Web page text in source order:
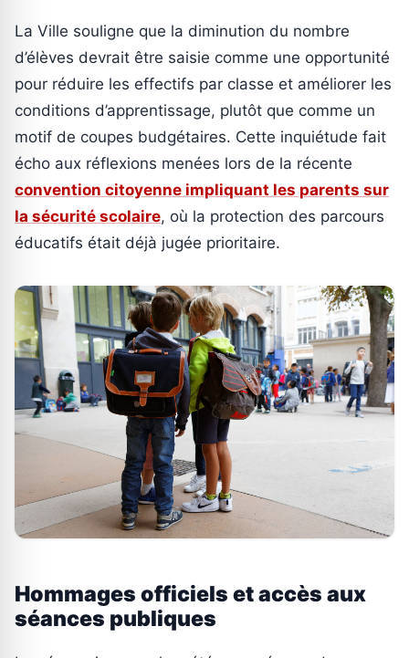
La Ville souligne que la diminution du nombre
d’élèves devrait être saisie comme une opportunité
pour réduire les effectifs par classe et améliorer les
conditions d’apprentissage, plutôt que comme un
motif de coupes budgétaires. Cette inquiétude fait
écho aux réflexions menées lors de la récente
convention citoyenne impliquant les parents sur
la sécurité scolaire, où la protection des parcours
éducatifs était déjà jugée prioritaire.
Hommages officiels et accès aux
séances publiques